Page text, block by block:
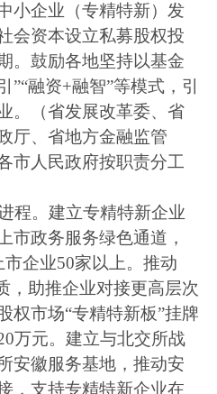
小企业（专精特新）发
会资本设立私募股权投
。鼓励各地坚持以基金
”“融资+融智”等模式，引
。（省发展改革委、省
厅、省地方金融监管
市人民政府按职责分工
程。建立专精特新企业
市政务服务绿色通道，
企业50家以上。推动
，助推企业对接更高层次
权市场“专精特新板”挂牌
万元。建立与北交所战
安徽服务基地，推动安
，支持专精特新企业在